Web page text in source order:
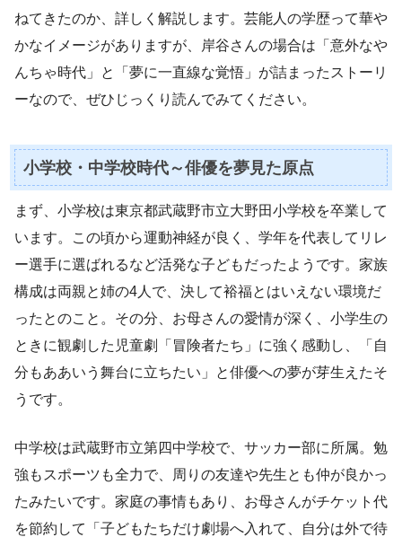
ねてきたのか、詳しく解説します。芸能人の学歴って華や
かなイメージがありますが、岸谷さんの場合は「意外なや
んちゃ時代」と「夢に一直線な覚悟」が詰まったストーリ
ーなので、ぜひじっくり読んでみてください。
小学校・中学校時代～俳優を夢見た原点
まず、小学校は東京都武蔵野市立大野田小学校を卒業して
います。この頃から運動神経が良く、学年を代表してリレ
ー選手に選ばれるなど活発な子どもだったようです。家族
構成は両親と姉の4人で、決して裕福とはいえない環境だ
ったとのこと。その分、お母さんの愛情が深く、小学生の
ときに観劇した児童劇「冒険者たち」に強く感動し、「自
分もああいう舞台に立ちたい」と俳優への夢が芽生えたそ
うです。
中学校は武蔵野市立第四中学校で、サッカー部に所属。勉
強もスポーツも全力で、周りの友達や先生とも仲が良かっ
たみたいです。家庭の事情もあり、お母さんがチケット代
を節約して「子どもたちだけ劇場へ入れて、自分は外で待